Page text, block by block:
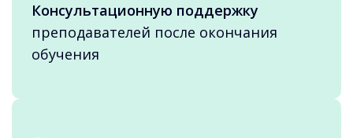
Консультационную поддержку
преподавателей после окончания
обучения